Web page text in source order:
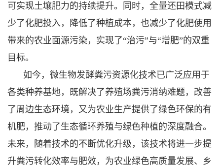
可实现土壤肥力的持续提升。同时，全量还田模式减
少了化肥投入，降低了种植成本，也减少了化肥使用
带来的农业面源污染，实现了“治污”与“增肥”的双重
目标。
如今，微生物发酵粪污资源化技术已广泛应用于
各类种养基地，既解决了养殖场粪污消纳难题，改善
了周边生态环境，又为农业生产提供了绿色环保的有
机肥，推动了生态循环养殖与绿色种植的深度融合。
未来，随着技术的不断优化升级，该技术将进一步提
升粪污转化效率与肥效，为农业绿色高质量发展、乡